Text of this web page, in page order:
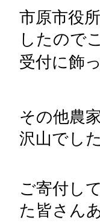
市原市役
したので
受付に飾
その他農
沢山でし
ご寄付し
た皆さん